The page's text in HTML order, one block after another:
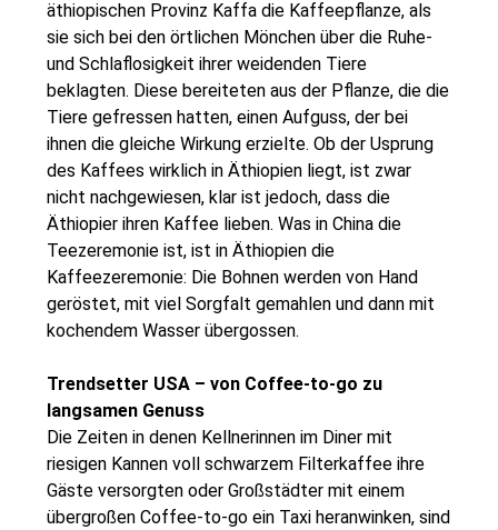
äthiopischen Provinz Kaffa die Kaffeepflanze, als
sie sich bei den örtlichen Mönchen über die Ruhe-
und Schlaflosigkeit ihrer weidenden Tiere
beklagten. Diese bereiteten aus der Pflanze, die die
Tiere gefressen hatten, einen Aufguss, der bei
ihnen die gleiche Wirkung erzielte. Ob der Usprung
des Kaffees wirklich in Äthiopien liegt, ist zwar
nicht nachgewiesen, klar ist jedoch, dass die
Äthiopier ihren Kaffee lieben. Was in China die
Teezeremonie ist, ist in Äthiopien die
Kaffeezeremonie: Die Bohnen werden von Hand
geröstet, mit viel Sorgfalt gemahlen und dann mit
kochendem Wasser übergossen.
Trendsetter USA – von Coffee-to-go zu
langsamen Genuss
Die Zeiten in denen Kellnerinnen im Diner mit
riesigen Kannen voll schwarzem Filterkaffee ihre
Gäste versorgten oder Großstädter mit einem
übergroßen Coffee-to-go ein Taxi heranwinken, sind